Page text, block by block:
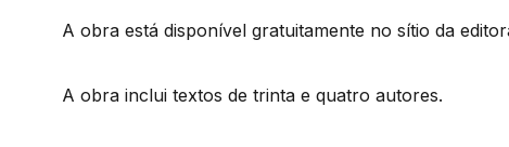
A obra está disponível gratuitamente no sítio da
A obra inclui textos de trinta e quatro autores.